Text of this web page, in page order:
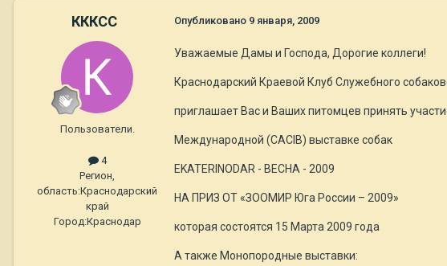
КККСС
Пользователи.
4
Регион,
область:Краснодарский
край
Город:Краснодар
Опубликовано 9 января, 2009
Уважаемые Дамы и Господа, Дорогие коллеги!
Краснодарский Краевой Клуб Служебного
приглашает Вас и Ваших питомцев принять
Международной (CACIB) выставке собак
EKATERINODAR - ВЕСНА - 2009
НА ПРИЗ ОТ «ЗООМИР Юга России – 2009»
которая состоятся 15 Марта 2009 года
А также Монопородные выставки: